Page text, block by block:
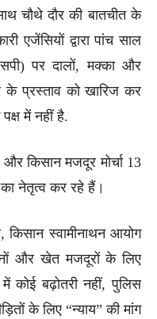
चौथे दौर की बातचीत के
एजेंसियों द्वारा पांच साल
पर दालों, मक्का और
प्रस्ताव को खारिज कर
में नहीं है.
और किसान मजदूर मोर्चा 13
का नेतृत्व कर रहे हैं।
किसान स्वामीनाथन आयोग
और खेत मजदूरों के लिए
कोई बढ़ोतरी नहीं, पुलिस
के लिए “न्याय” की मांग